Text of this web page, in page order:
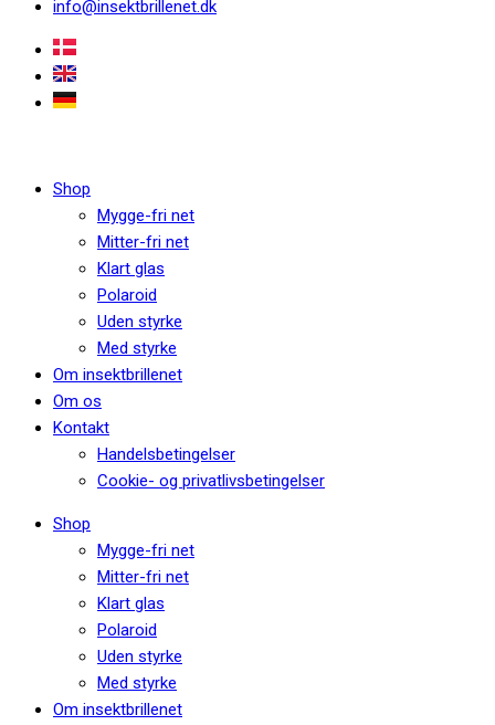
info@insektbrillenet.dk
Shop
Mygge-fri net
Mitter-fri net
Klart glas
Polaroid
Uden styrke
Med styrke
Om insektbrillenet
Om os
Kontakt
Handelsbetingelser
Cookie- og privatlivsbetingelser
Shop
Mygge-fri net
Mitter-fri net
Klart glas
Polaroid
Uden styrke
Med styrke
Om insektbrillenet